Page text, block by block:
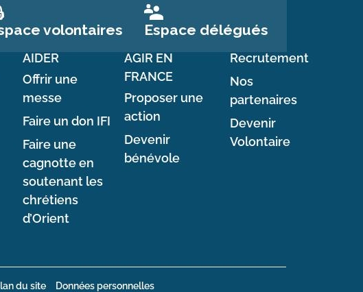
volontaires Espace délégués
AIDER
Offrir une
messe
Faire un don IFI
Faire une
cagnotte en
soutenant les
chrétiens
d’Orient
AGIR EN
FRANCE
Proposer une
action
Devenir
bénévole
Recrutement
Nos
partenaires
Devenir
Volontaire
du site Données personnelles